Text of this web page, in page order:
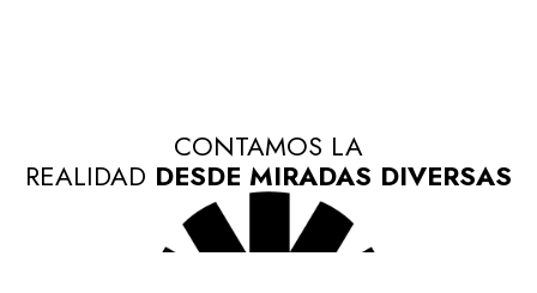
CONTAMOS LA
REALIDAD DESDE MIRADAS DIVERSAS